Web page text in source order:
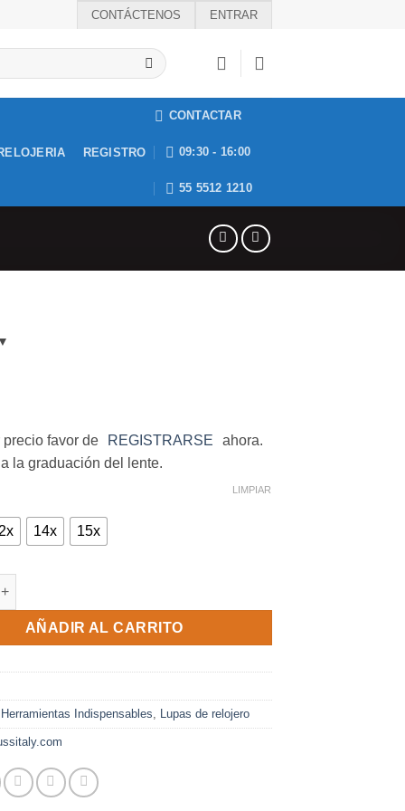
CONTÁCTENOS ENTRAR
REGISTRO
CONTACTAR
09:30 - 16:00
55 5512 1210
precio favor de REGISTRARSE
ahora.
la graduación del lente.
14x 15x
LIMPIAR
AÑADIR AL CARRITO
Herramientas Indispensables Lupas de relojero